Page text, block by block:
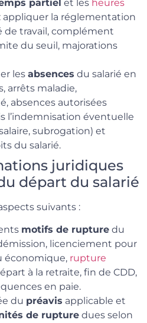
partiel et les heures
: appliquer la réglementation
travail, complément
du seuil, majorations
les absences du salarié en
arrêts maladie,
absences autorisées
l’indemnisation éventuelle
subrogation) et
du salarié.
juridiques
départ du salarié
suivants :
motifs de rupture du
licenciement pour
économique, rupture
à la retraite, fin de CDD,
en paie.
du préavis applicable et
de rupture dues selon